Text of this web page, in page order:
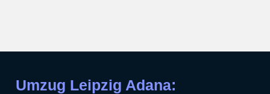
Umzug Leipzig Adana: